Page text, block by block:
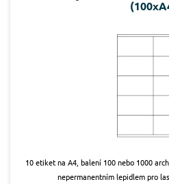
10 etiket na A4, balení 100 nebo 1000
nepermanentním lepidlem pro